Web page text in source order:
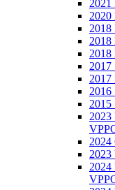
2021
2020
2018
2017
2017
2016
2015
2024